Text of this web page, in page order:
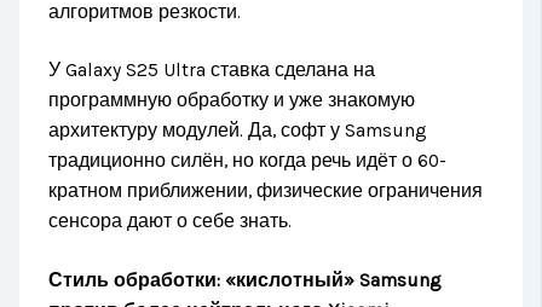
алгоритмов резкости.
У Galaxy S25 Ultra ставка сделана на
программную обработку и уже знакомую
архитектуру модулей. Да, софт у Samsung
традиционно силён, но когда речь идёт о 60-
кратном приближении, физические ограничения
сенсора дают о себе знать.
Стиль обработки: «кислотный» Samsung